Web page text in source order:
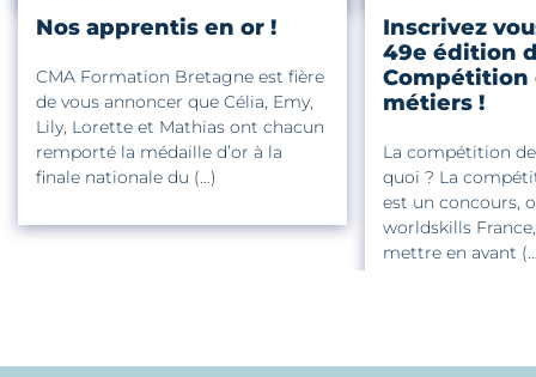
Nos apprentis en or !
CMA Formation Bretagne est fière
de vous annoncer que Célia, Emy,
Lily, Lorette et Mathias ont chacun
remporté la médaille d’or à la
finale nationale du (…)
Inscrivez
49e édition
Compétition
métiers !
La compétition
quoi ? La
est un concours,
worldskills
mettre en avant